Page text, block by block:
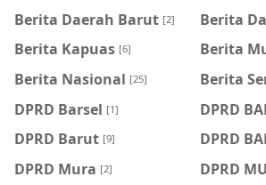
Berita Daerah Barut [2] Berita
Berita Kapuas [6] Berita
Berita Nasional [25] Berita
DPRD Barsel [1] DPRD
DPRD Barut [9] DPRD
DPRD Mura [2] DPRD